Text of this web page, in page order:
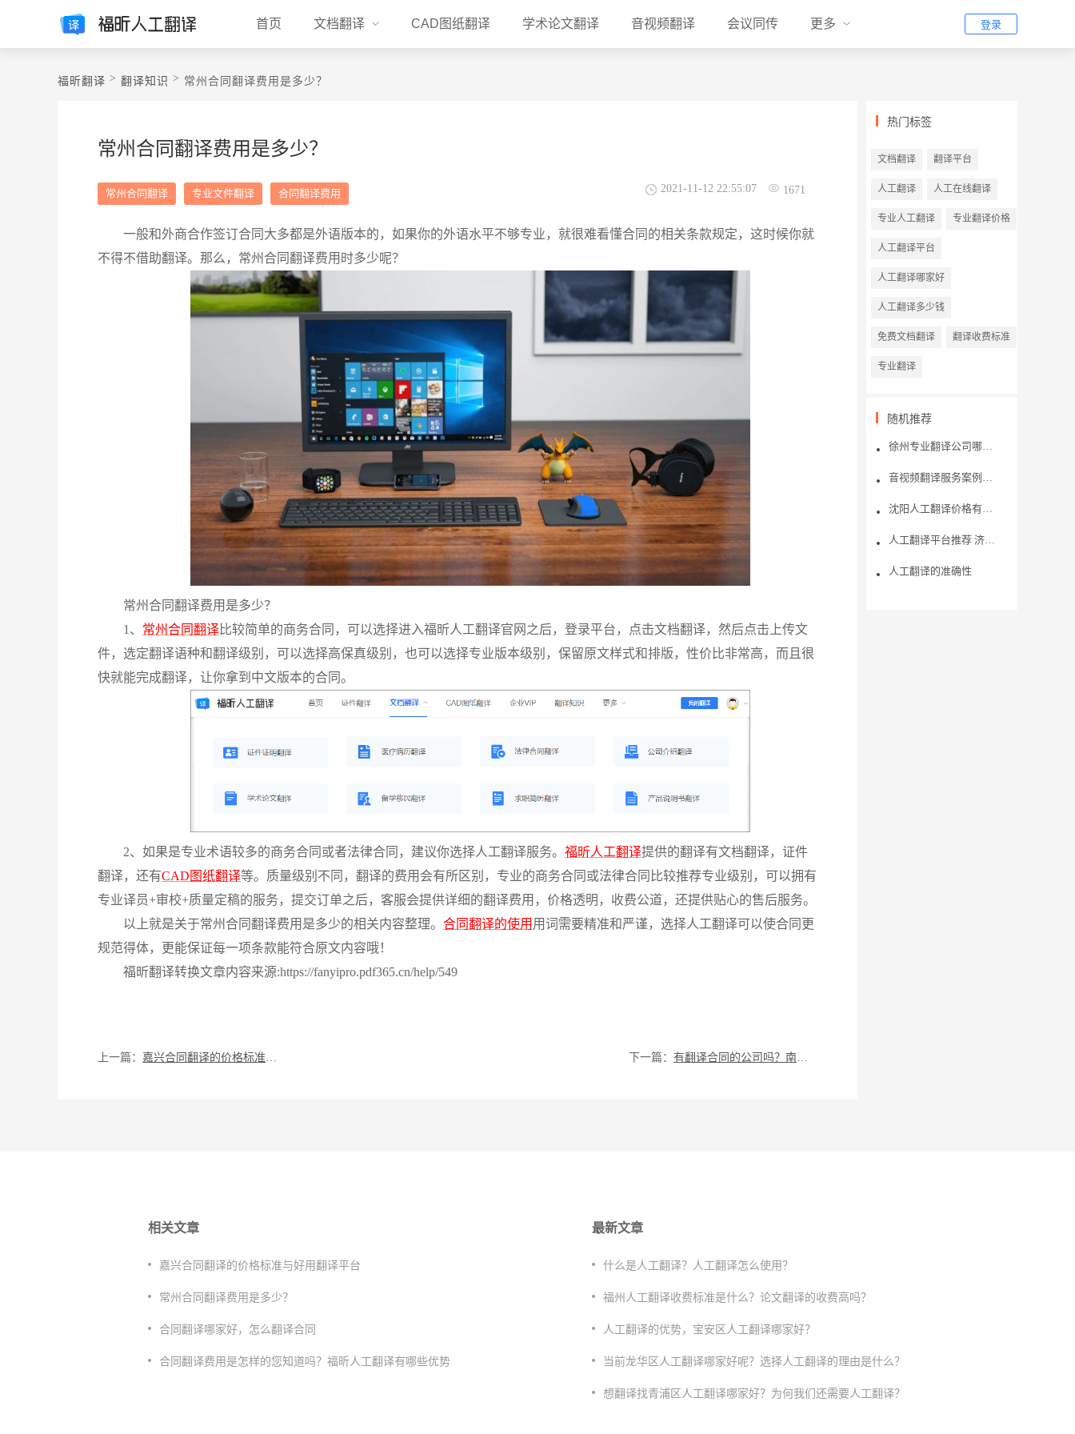
首页 文档翻译 CAD图纸翻译 学术论文翻译 音视频翻译 会议同传 更多 登录
福昕翻译 > 翻译知识 > 常州合同翻译费用是多少？
常州合同翻译费用是多少？
常州合同翻译 专业文件翻译 合同翻译费用 1671
2021-11-12 22:55:07
一般和外商合作签订合同大多都是外语版本的，如果你的外语水平不够专业，就很难看懂合同的相关条款规定，这时候你就
不得不借助翻译。那么，常州合同翻译费用时多少呢？
常州合同翻译费用是多少？
1、 常州合同翻译比较简单的商务合同，可以选择进入福昕人工翻译官网之后，登录平台，点击文档翻译，然后点击上传文
件，选定翻译语种和翻译级别，可以选择高保真级别，也可以选择专业版本级别，保留原文样式和排版，性价比非常高，而且很
快就能完成翻译，让你拿到中文版本的合同。
2、如果是专业术语较多的商务合同或者法律合同，建议你选择人工翻译服务。 福昕人工翻译提供的翻译有文档翻译，证件
翻译，还有CAD图纸翻译等。质量级别不同，翻译的费用会有所区别，专业的商务合同或法律合同比较推荐专业级别，可以拥有
专业译员+审校+质量定稿的服务，提交订单之后，客服会提供详细的翻译费用，价格透明，收费公道，还提供贴心的售后服务。
以上就是关于常州合同翻译费用是多少的相关内容整理。 合同翻译的使用 用词需要精准和严谨，选择人工翻译可以使合同更
规范得体，更能保证每一项条款能符合原文内容哦！
福昕翻译转换文章内容来源:https://fanyipro.pdf365.cn/help/549
上一篇： ​嘉兴合同翻译的价格标准与好用翻译平台 下一篇： 有翻译合同的公司吗？南昌合同翻译哪家正规？
热门标签
文档翻译 翻译平台
人工翻译 人工在线翻译
专业人工翻译 专业翻译价格
人工翻译平台
人工翻译哪家好
人工翻译多少钱
免费文档翻译 翻译收费标准
专业翻译
随机推荐
徐州专业翻译公司哪家好一点？
音视频翻译服务案例之国内某知名法律学习平台
沈阳人工翻译价格有额外费用吗？什么情况下要另收费？
​人工翻译平台推荐 济南证件翻译报价是多少钱
人工翻译的准确性
相关文章
​嘉兴合同翻译的价格标准与好用翻译平台
常州合同翻译费用是多少？
合同翻译哪家好，怎么翻译合同
合同翻译费用是怎样的您知道吗？福昕人工翻译有哪些优势
最新文章
什么是人工翻译？人工翻译怎么使用？
福州人工翻译收费标准是什么？论文翻译的收费高吗？
人工翻译的优势，宝安区人工翻译哪家好？
当前龙华区人工翻译哪家好呢？选择人工翻译的理由是什么？
想翻译找青浦区人工翻译哪家好？为何我们还需要人工翻译？